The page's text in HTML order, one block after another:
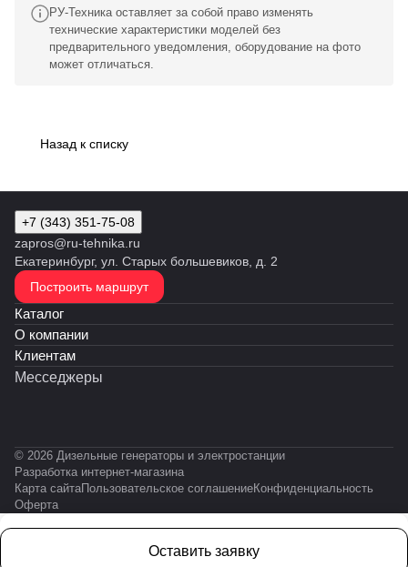
РУ-Техника оставляет за собой право изменять
технические характеристики моделей без
предварительного уведомления, оборудование на фото
может отличаться.
Назад к списку
Оставить заявку
+7 (343) 351-75-08
zapros@ru-tehnika.ru
Екатеринбург, ул. Старых большевиков, д. 2
Построить маршрут
Каталог
О компании
Клиентам
Месседжеры
© 2026 Дизельные генераторы и электростанции
Разработка интернет-магазина
Карта сайтаПользовательское соглашениеКонфиденциальность
Оферта